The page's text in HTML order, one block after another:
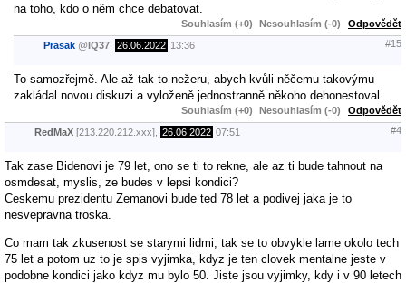
na toho, kdo o něm chce debatovat.
Souhlasím (+0) Nesouhlasím (-0) Odpovědět
Prasak @ IQ37 26.06.2022 13:36 #15
To samozřejmě. Ale až tak to nežeru, abych kvůli něčemu takovýmu
zakládal novou diskuzi a vyloženě jednostranně někoho dehonestoval.
Souhlasím (+0) Nesouhlasím (-0) Odpovědět
RedMaX [213.220.212.xxx], 26.06.2022 07:51 #4
Tak zase Bidenovi je 79 let, ono se ti to rekne, ale az ti bude tahnout na
osmdesat, myslis, ze budes v lepsi kondici?
Ceskemu prezidentu Zemanovi bude ted 78 let a podivej jaka je to
nesvepravna troska.
Co mam tak zkusenost se starymi lidmi, tak se to obvykle lame okolo tech
75 let a potom uz to je spis vyjimka, kdyz je ten clovek mentalne jeste v
podobne kondici jako kdyz mu bylo 50. Jiste jsou vyjimky, kdy i v 90 letech